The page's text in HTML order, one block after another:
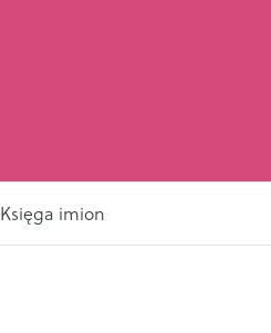
Księga imion